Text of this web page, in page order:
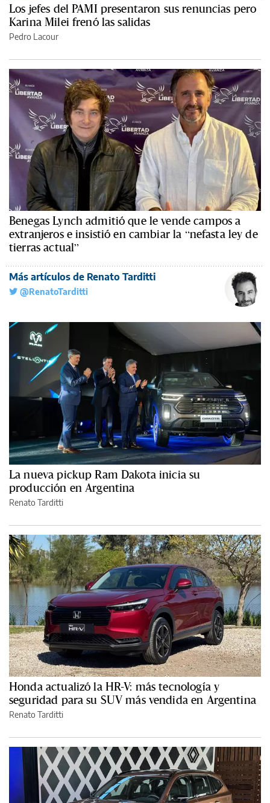
Los jefes del PAMI presentaron sus renuncias pero
Karina Milei frenó las salidas
Pedro Lacour
Benegas Lynch admitió que le vende campos a
extranjeros e insistió en cambiar la “nefasta ley de
tierras actual”
Más artículos de Renato Tarditti
@RenatoTarditti
La nueva pickup Ram Dakota inicia su
producción en Argentina
Renato Tarditti
Honda actualizó la HR-V: más tecnología y
seguridad para su SUV más vendida en Argentina
Renato Tarditti